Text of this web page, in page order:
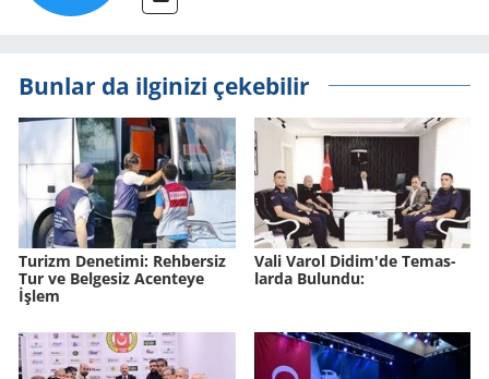
Bunlar da ilginizi çekebilir
Tu­rizm De­ne­ti­mi: Reh­ber­siz
Tur ve Bel­ge­siz Acen­te­ye
İşlem
Vali Varol Didim'de Te­mas­
lar­da Bu­lun­du: